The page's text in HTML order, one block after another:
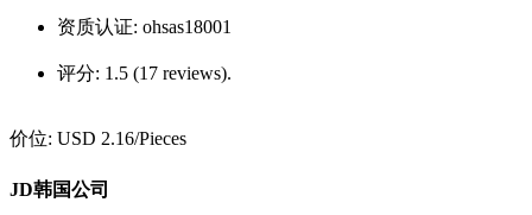
资质认证: ohsas18001
评分: 1.5 (17 reviews).
价位: USD 2.16/Pieces
JD韩国公司